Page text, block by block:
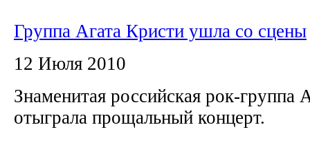
Группа Агата Кристи ушла со сцены
12 Июля 2010
Знаменитая российская рок-группа
отыграла прощальный концерт.